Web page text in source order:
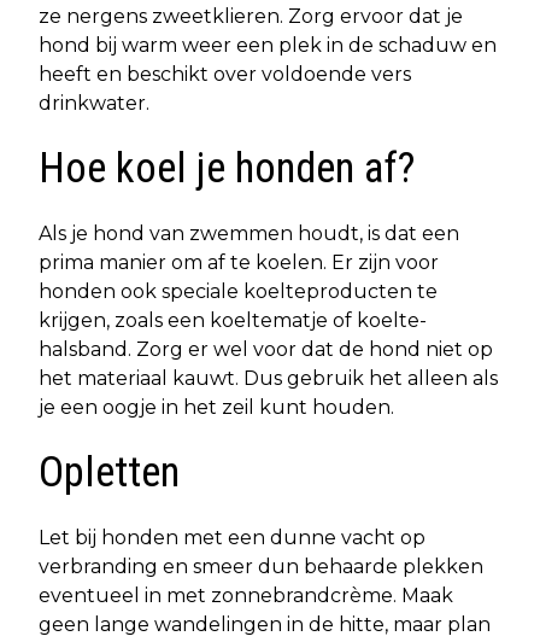
ze nergens zweetklieren. Zorg ervoor dat je
hond bij warm weer een plek in de schaduw en
heeft en beschikt over voldoende vers
drinkwater.
Hoe koel je honden af?
Als je hond van zwemmen houdt, is dat een
prima manier om af te koelen. Er zijn voor
honden ook speciale koelteproducten te
krijgen, zoals een koeltematje of koelte-
halsband. Zorg er wel voor dat de hond niet op
het materiaal kauwt. Dus gebruik het alleen als
je een oogje in het zeil kunt houden.
Opletten
Let bij honden met een dunne vacht op
verbranding en smeer dun behaarde plekken
eventueel in met zonnebrandcrème. Maak
geen lange wandelingen in de hitte, maar plan